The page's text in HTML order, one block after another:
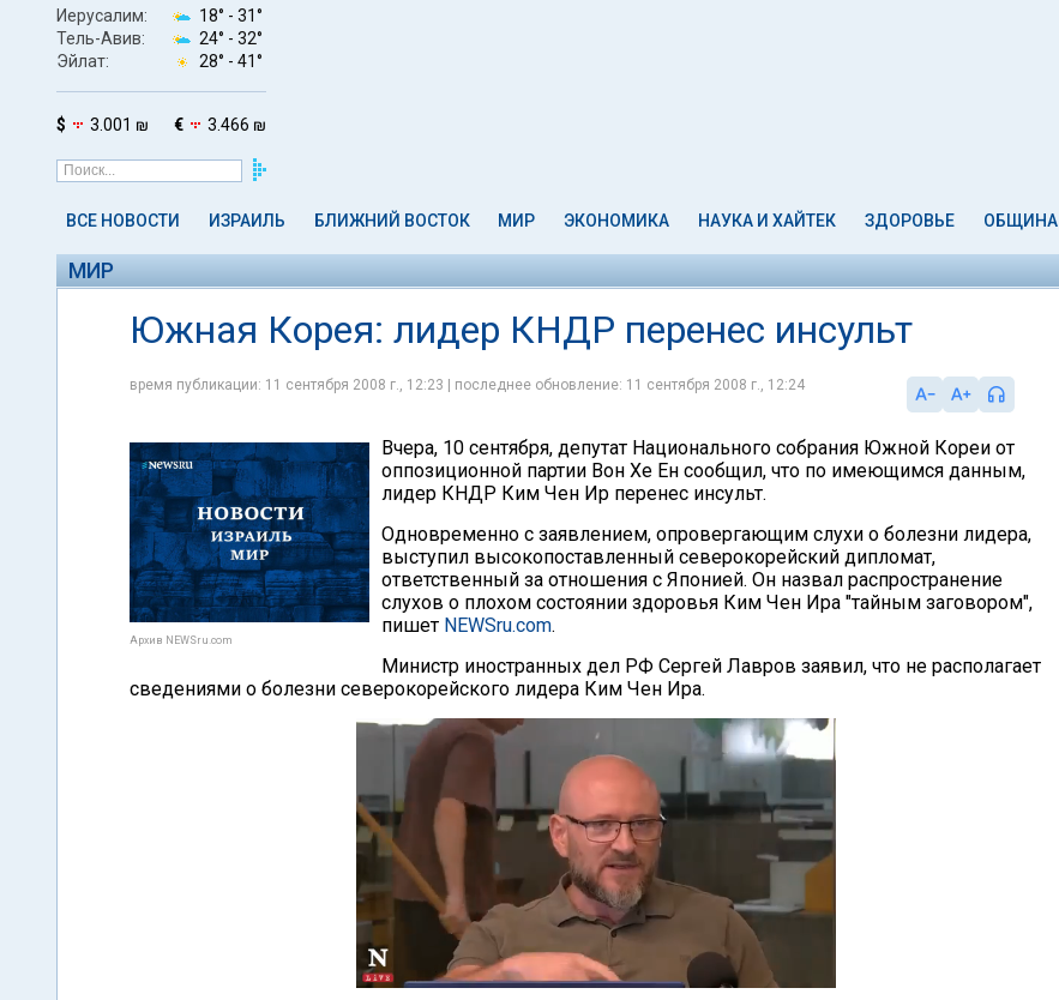
Иерусалим: 18° - 31°
Тель-Авив:
24° - 32°
Эйлат:
28° - 41°
$ 3.001 ₪ € 3.466 ₪
ВСЕ НОВОСТИ ИЗРАИЛЬ БЛИЖНИЙ ВОСТОК МИР ЭКОНОМИКА НАУКА И ХАЙТЕК ЗДОРОВЬЕ ОБЩИНА
МИР
Южная Корея: лидер КНДР перенес инсульт
время публикации: 11 сентября 2008 г., 12:23 | последнее обновление: 11 сентября 2008 г., 12:24
Архив NEWSru.com
Вчера, 10 сентября, депутат Национального собрания Южной Кореи от
оппозиционной партии Вон Хе Ен сообщил, что по имеющимся данным,
лидер КНДР Ким Чен Ир перенес инсульт.
Одновременно с заявлением, опровергающим слухи о болезни лидера,
выступил высокопоставленный северокорейский дипломат,
ответственный за отношения с Японией. Он назвал распространение
слухов о плохом состоянии здоровья Ким Чен Ира "тайным заговором",
пишет NEWSru.com.
Министр иностранных дел РФ Сергей Лавров заявил, что не располагает
сведениями о болезни северокорейского лидера Ким Чен Ира.